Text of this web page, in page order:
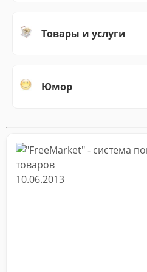
Товары и услуги
Юмор
10.06.2013